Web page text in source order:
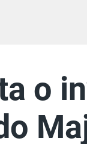
o